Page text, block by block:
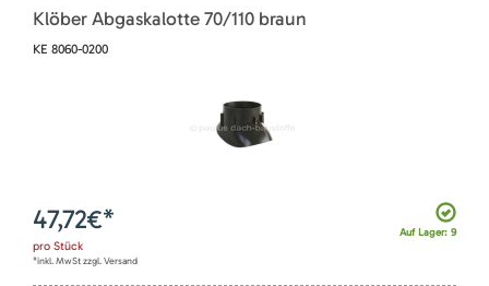
Klöber Abgaskalotte 70/110 braun
KE 8060-0200
Auf Lager: 9
47,72€*
pro Stück
*inkl. MwSt zzgl. Versand